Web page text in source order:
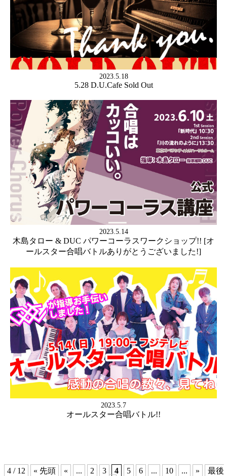
2023.5.18
5.28 D.U.Cafe Sold Out
2023.5.14
木島タロー & DUC パワーコーラスワークショップ!! [オ
ールスター合唱バトルありがとうございました!]
2023.5.7
オールスター合唱バトル!!
4 / 12 « 先頭 « ... 2 3 4 5 6 ... 10 ... » 最後